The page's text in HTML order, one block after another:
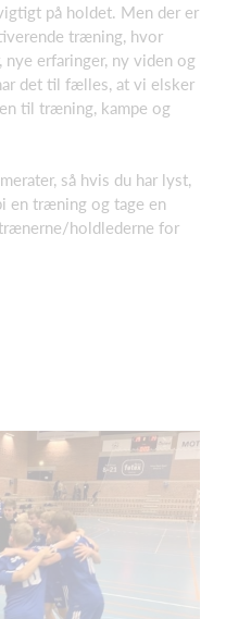
på holdet. Men der er
træning, hvor
erfaringer, ny viden og
det til fælles, at vi elsker
til træning, kampe og
så hvis du har lyst,
en træning og tage en
holdlederne for